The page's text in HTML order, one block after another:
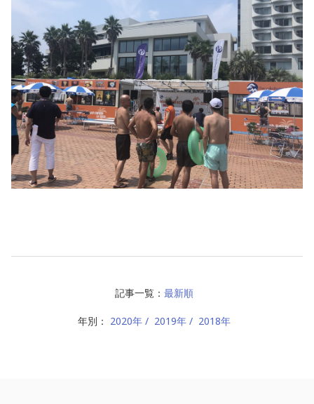
記事一覧： 最新順
年別： 2020年 2019年 2018年